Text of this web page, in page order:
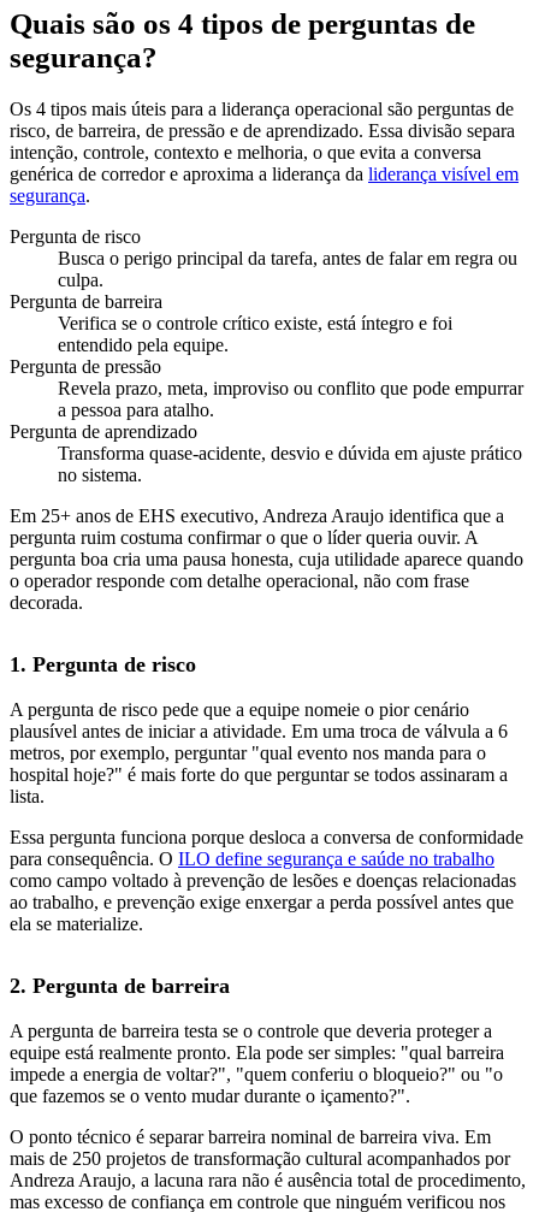
Quais são os 4 tipos de perguntas de
segurança?
Os 4 tipos mais úteis para a liderança operacional são perguntas de
risco, de barreira, de pressão e de aprendizado. Essa divisão separa
intenção, controle, contexto e melhoria, o que evita a conversa
genérica de corredor e aproxima a liderança da liderança visível em
segurança.
Pergunta de risco
Busca o perigo principal da tarefa, antes de falar em regra ou
culpa.
Pergunta de barreira
Verifica se o controle crítico existe, está íntegro e foi
entendido pela equipe.
Pergunta de pressão
Revela prazo, meta, improviso ou conflito que pode empurrar
a pessoa para atalho.
Pergunta de aprendizado
Transforma quase-acidente, desvio e dúvida em ajuste prático
no sistema.
Em 25+ anos de EHS executivo, Andreza Araujo identifica que a
pergunta ruim costuma confirmar o que o líder queria ouvir. A
pergunta boa cria uma pausa honesta, cuja utilidade aparece quando
o operador responde com detalhe operacional, não com frase
decorada.
1. Pergunta de risco
A pergunta de risco pede que a equipe nomeie o pior cenário
plausível antes de iniciar a atividade. Em uma troca de válvula a 6
metros, por exemplo, perguntar "qual evento nos manda para o
hospital hoje?" é mais forte do que perguntar se todos assinaram a
lista.
Essa pergunta funciona porque desloca a conversa de conformidade
para consequência. O ILO define segurança e saúde no trabalho
como campo voltado à prevenção de lesões e doenças relacionadas
ao trabalho, e prevenção exige enxergar a perda possível antes que
ela se materialize.
2. Pergunta de barreira
A pergunta de barreira testa se o controle que deveria proteger a
equipe está realmente pronto. Ela pode ser simples: "qual barreira
impede a energia de voltar?", "quem conferiu o bloqueio?" ou "o
que fazemos se o vento mudar durante o içamento?".
O ponto técnico é separar barreira nominal de barreira viva. Em
mais de 250 projetos de transformação cultural acompanhados por
Andreza Araujo, a lacuna rara não é ausência total de procedimento,
mas excesso de confiança em controle que ninguém verificou nos